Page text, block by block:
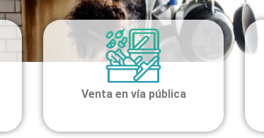
Venta en vía pública